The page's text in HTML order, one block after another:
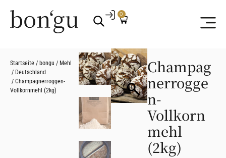
0
Startseite / bongu / Mehl
/ Deutschland
/ Champagnerroggen-
Vollkornmehl (2kg)
Champag
nerrogge
n-
Vollkorn
mehl
(2kg)